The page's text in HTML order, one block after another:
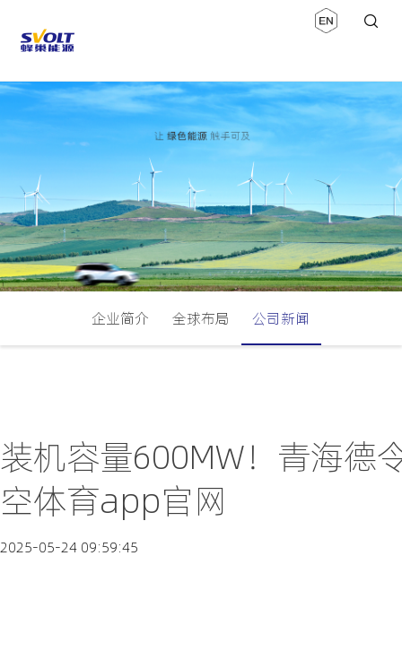
企业简介 全球布局 公司新闻
装机容量600MW！青海德
空体育app官网
2025-05-24 09:59:45